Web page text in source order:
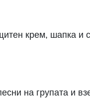
крем, шапка и
на групата и